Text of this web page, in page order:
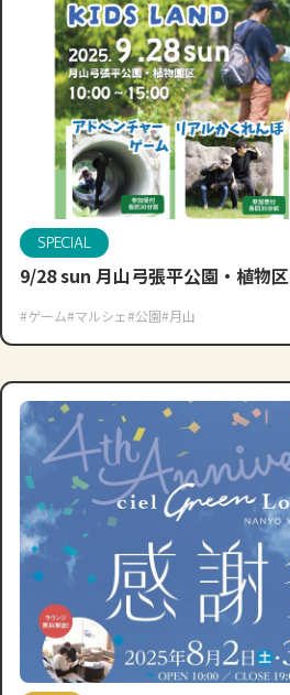
SPECIAL
9/28 sun 月山弓張平公園・植物区
#ゲーム#マルシェ#公園#月山